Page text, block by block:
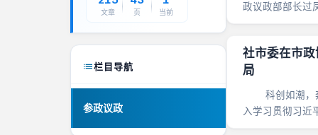
文章 页 当前
栏目导航
参政议政
政议政部部长过
议政招投标立项
社市委在市
局
科创如潮，奔
入学习贯彻习近
新中心建设中地